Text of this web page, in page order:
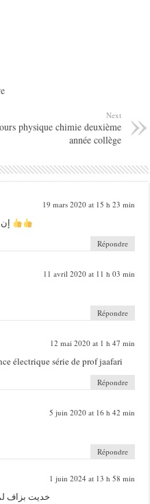
Next
physique chimie deuxième
année collège
19 mars 2020 at 15 h 23 min
Répondre
11 avril 2020 at 11 h 03 min
Répondre
12 mai 2020 at 1 h 47 min
électrique série de prof jaafari
Répondre
5 juin 2020 at 16 h 42 min
Répondre
1 juin 2024 at 13 h 58 min
خديت بزاف